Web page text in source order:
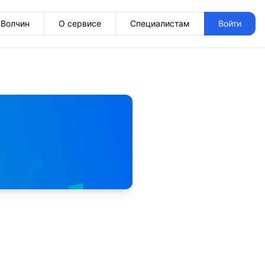
Волчин О сервисе Специалистам Войти